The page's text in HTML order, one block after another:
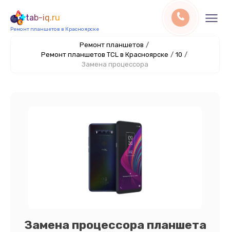
tab-iq.ru
Ремонт планшетов в Красноярске
Ремонт планшетов /
Ремонт планшетов TCL в Красноярске / 10 /
Замена процессора
Замена процессора планшета